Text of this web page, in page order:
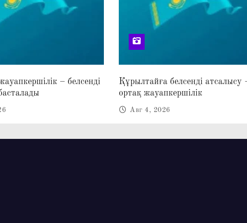
– белсенді
Құрылтайға белсенді атсалысу
ортақ жауапкершілік
Авг 4, 2026